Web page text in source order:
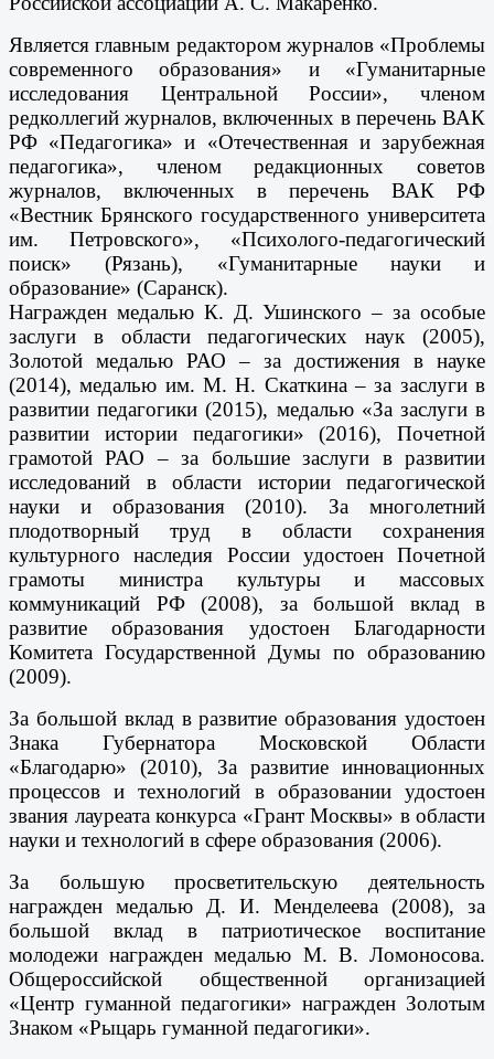
Является главным редактором журналов «Проблемы
современного образования» и «Гуманитарные
исследования Центральной России», членом
редколлегий журналов, включенных в перечень ВАК
РФ «Педагогика» и «Отечественная и зарубежная
педагогика», членом редакционных советов
журналов, включенных в перечень ВАК РФ
«Вестник Брянского государственного университета
им. Петровского», «Психолого-педагогический
поиск» (Рязань), «Гуманитарные науки и
образование» (Саранск).
Награжден медалью К. Д. Ушинского – за особые
заслуги в области педагогических наук (2005),
Золотой медалью РАО – за достижения в науке
(2014), медалью им. М. Н. Скаткина – за заслуги в
развитии педагогики (2015), медалью «За заслуги в
развитии истории педагогики» (2016), Почетной
грамотой РАО – за большие заслуги в развитии
исследований в области истории педагогической
науки и образования (2010). За многолетний
плодотворный труд в области сохранения
культурного наследия России удостоен Почетной
грамоты министра культуры и массовых
коммуникаций РФ (2008), за большой вклад в
развитие образования удостоен Благодарности
Комитета Государственной Думы по образованию
(2009).
За большой вклад в развитие образования удостоен
Знака Губернатора Московской Области
«Благодарю» (2010), За развитие инновационных
процессов и технологий в образовании удостоен
звания лауреата конкурса «Грант Москвы» в области
науки и технологий в сфере образования (2006).
За большую просветительскую деятельность
награжден медалью Д. И. Менделеева (2008), за
большой вклад в патриотическое воспитание
молодежи награжден медалью М. В. Ломоносова.
Общероссийской общественной организацией
«Центр гуманной педагогики» награжден Золотым
Знаком «Рыцарь гуманной педагогики».